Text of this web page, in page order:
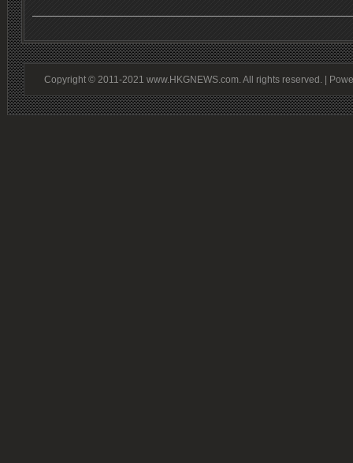
Copyright © 2011-2021 www.HKGNEWS.com. All rights reserved. |